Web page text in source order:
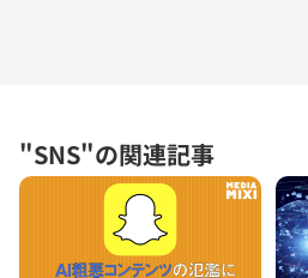
"SNS"の関連記事